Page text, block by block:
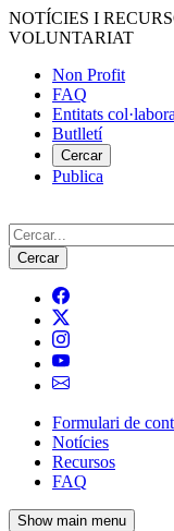
Vés
al
NOTÍCIES I
VOLUNTARIAT
Menú
del
compte
d'usuari
Non Profit
FAQ
Entitats
Butlletí
Cercar
Publica
Cerca
Navegació
principal
de
Formulari de
Notícies
Recursos
FAQ
Show main menu